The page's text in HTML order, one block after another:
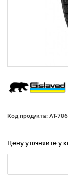
Код продукта: AT-
Цену уточняйте у